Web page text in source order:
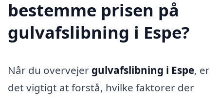
bestemme prisen på
gulvafslibning i Espe?
Når du overvejer gulvafslibning i Espe, er
det vigtigt at forstå, hvilke faktorer der